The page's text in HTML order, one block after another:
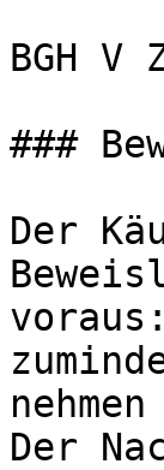
BGH V
###
Der
Der